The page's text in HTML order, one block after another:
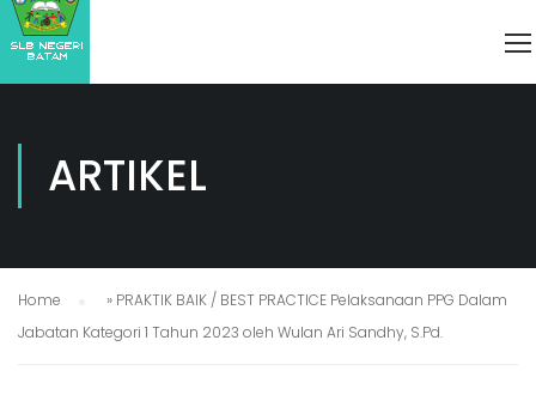
ARTIKEL
Home » PRAKTIK BAIK / BEST PRACTICE Pelaksanaan PPG Dalam
Jabatan Kategori 1 Tahun 2023 oleh Wulan Ari Sandhy, S.Pd.